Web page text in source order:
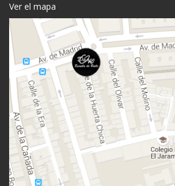
Ver el mapa